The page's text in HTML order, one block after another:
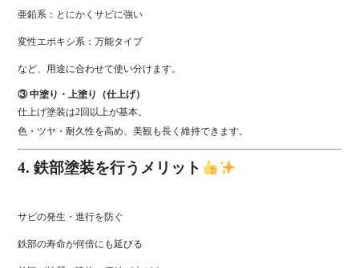
亜鉛系：とにかくサビに強い
変性エポキシ系：万能タイプ
など、用途に合わせて使い分けます。
③ 中塗り・上塗り（仕上げ）
仕上げ塗装は2回以上が基本。
色・ツヤ・耐久性を高め、美観も長く維持できます。
4. 鉄部塗装を行うメリット
サビの発生・進行を防ぐ
鉄部の寿命が何倍にも延びる